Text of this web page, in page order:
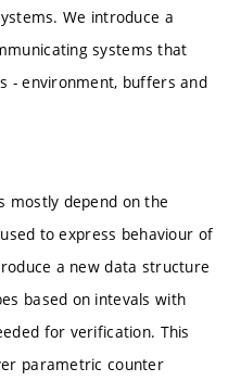
We introduce a
systems that
- environment, buffers and
mostly depend on the
to express behaviour of
a new data structure
based on intevals with
for verification. This
parametric counter